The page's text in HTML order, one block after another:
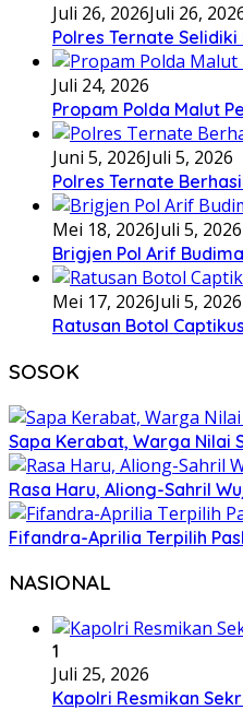
Juli 26, 2026Juli 26,
Polres Ternate
Juli 24, 2026
Propam Polda Malut
Juni 5, 2026Juli 5, 2026
Polres Ternate
Mei 18, 2026Juli 5, 2026
Brigjen Pol Arif
Mei 17, 2026Juli 5, 2026
Ratusan Botol
SOSOK
Sapa Kerabat, Warga Nilai
Rasa Haru, Aliong-Sahril
Fifandra-Aprilia Terpilih
NASIONAL
1
Juli 25, 2026
Kapolri Resmikan